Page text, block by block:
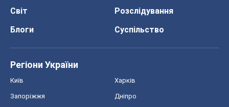
Світ
Розслідування
Блоги
Суспільство
Регіони України
Київ Харків
Запоріжжя Дніпро